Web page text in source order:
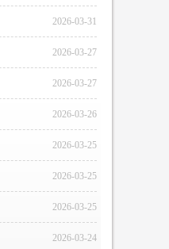
2026-03-31
2026-03-27
2026-03-27
2026-03-26
2026-03-25
2026-03-25
2026-03-25
2026-03-24